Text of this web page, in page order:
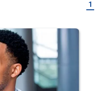
1